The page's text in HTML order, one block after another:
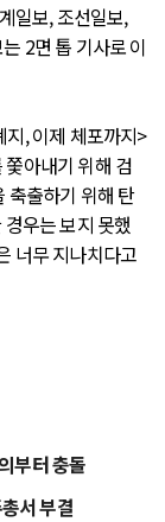
일보, 조선일보,
2면 톱 기사로 이
, 이제 체포까지>
아내기 위해 검
축출하기 위해 탄
우는 보지 못했
너무 지나치다고
부터 충돌
서 부결